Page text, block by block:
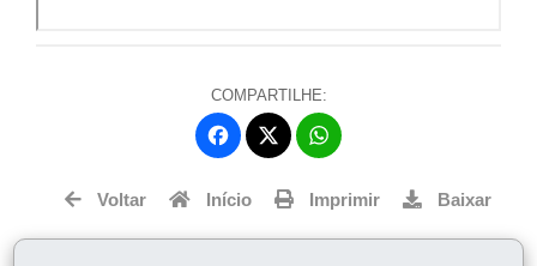
COMPARTILHE:
Fa
ce
bo
itt
er
ts
Voltar Início Imprimir Baixar